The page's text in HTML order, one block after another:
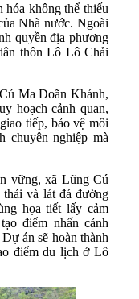
hóa không thể thiếu
Nhà nước. Ngoài
quyền địa phương
thôn Lô Lô Chải
Ma Doãn Khánh,
hoạch cảnh quan,
tiếp, bảo vệ môi
chuyên nghiệp mà
vững, xã Lũng Cú
và lát đá đường
họa tiết lấy cảm
điểm nhấn cảnh
án sẽ hoàn thành
điểm du lịch ở Lô